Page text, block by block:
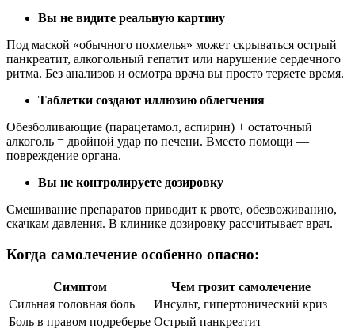
Вы не видите реальную картину
Под маской «обычного похмелья» может скрываться острый
панкреатит, алкогольный гепатит или нарушение сердечного
ритма. Без анализов и осмотра врача вы просто теряете время.
Таблетки создают иллюзию облегчения
Обезболивающие (парацетамол, аспирин) + остаточный
алкоголь = двойной удар по печени. Вместо помощи —
повреждение органа.
Вы не контролируете дозировку
Смешивание препаратов приводит к рвоте, обезвоживанию,
скачкам давления. В клинике дозировку рассчитывает врач.
Когда самолечение особенно опасно:
Симптом
Чем грозит самолечение
Сильная головная боль
Инсульт, гипертонический криз
Боль в правом подреберье Острый панкреатит